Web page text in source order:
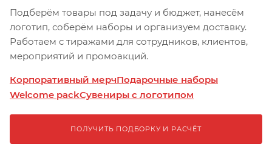
Подберём товары под задачу и бюджет, нанесём
логотип, соберём наборы и организуем доставку.
Работаем с тиражами для сотрудников, клиентов,
мероприятий и промоакций.
Корпоративный мерчПодарочные наборы
Welcome packСувениры с логотипом
ПОЛУЧИТЬ ПОДБОРКУ И РАСЧЁТ